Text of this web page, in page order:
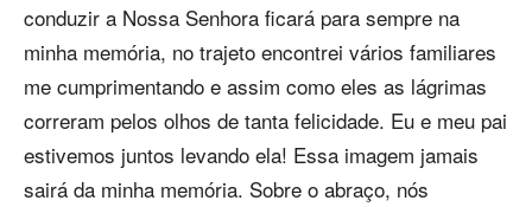
conduzir a Nossa Senhora ficará para sempre na
minha memória, no trajeto encontrei vários familiares
me cumprimentando e assim como eles as lágrimas
correram pelos olhos de tanta felicidade. Eu e meu pai
estivemos juntos levando ela! Essa imagem jamais
sairá da minha memória. Sobre o abraço, nós